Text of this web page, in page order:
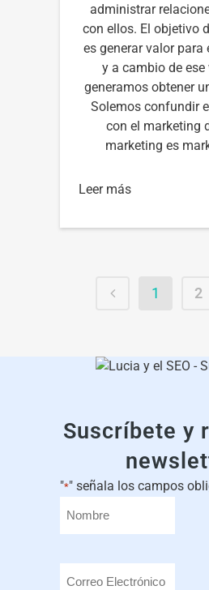
administrar
con ellos. El objetivo
es generar valor para
y a cambio de ese
generamos obtener
Solemos confundir
con el marketing
marketing es
Leer más
1 2
Suscríbete y
"*" señala los campos